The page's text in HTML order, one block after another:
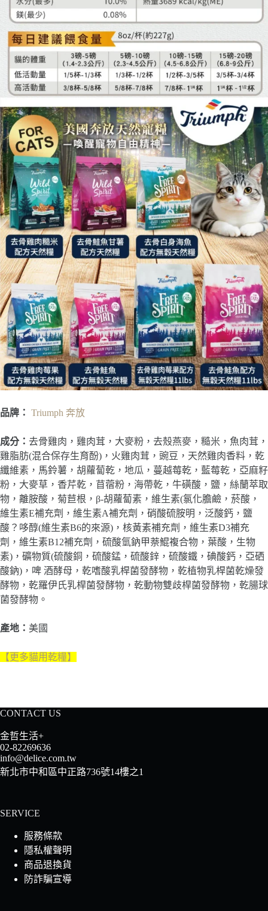
品牌： Triumph 奔放
成分： 去骨雞肉，雞肉茸，大麥粉，去殼燕麥，糙米，魚肉茸，
雞脂肪(混合保存生育酚)，火雞肉茸，豌豆，天然雞肉香料，乾
纖維素，馬鈴薯，胡蘿蔔乾，地瓜，蔓越莓乾，藍莓乾，亞麻籽
粉，大麥草，香芹乾，苜蓿粉，海帶乾，牛磺酸，鹽，絲蘭萃取
物，離胺酸，菊苣根，β-胡蘿蔔素，維生素(氯化膽鹼，菸酸，
維生素E補充劑，維生素A補充劑，硝酸硫胺明，泛酸鈣，鹽
酸？哆醇(維生素B6的來源)，核黃素補充劑，維生素D3補充
劑，維生素B12補充劑，硫酸氫鈉甲萘鯤複合物，葉酸，生物
素)，礦物質(硫酸銅，硫酸錳，硫酸鋅，硫酸鐵，碘酸鈣，亞硒
酸鈉)，啤 酒酵母，乾嗜酸乳桿菌發酵物，乾植物乳桿菌乾燥發
酵物，乾羅伊氏乳桿菌發酵物，乾動物雙歧桿菌發酵物，乾腸球
菌發酵物。
產地： 美國
【更多貓用乾糧】
CONTACT US
金哲生活+
02-82269636
info@delice.com.tw
新北市中和區中正路736號14樓之1
SERVICE
服務條款
隱私權聲明
商品退換貨
防詐騙宣導